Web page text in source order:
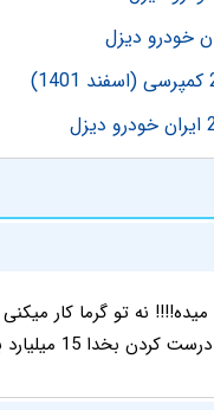
ماهی 400 تا نقدی بهت میده!!!! نه تو
بدی بری بدبختی هم بکشی